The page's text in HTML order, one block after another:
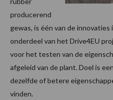
producerend
gewas, is één van de innovaties
onderdeel van het Drive4EU
voor het testen van de
afgeleid van de plant. Doel is
dezelfde of betere
vinden.